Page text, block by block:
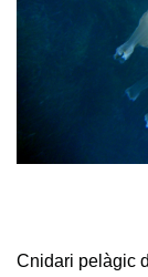
Cnidari pelàgic